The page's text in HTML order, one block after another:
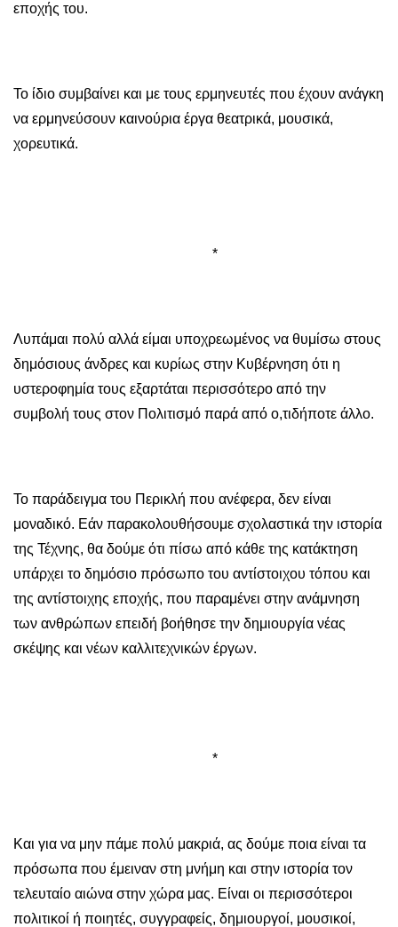
εποχής του.
Το ίδιο συμβαίνει και με τους ερμηνευτές που έχουν ανάγκη
να ερμηνεύσουν καινούρια έργα θεατρικά, μουσικά,
χορευτικά.
*
Λυπάμαι πολύ αλλά είμαι υποχρεωμένος να θυμίσω στους
δημόσιους άνδρες και κυρίως στην Κυβέρνηση ότι η
υστεροφημία τους εξαρτάται περισσότερο από την
συμβολή τους στον Πολιτισμό παρά από ο,τιδήποτε άλλο.
Το παράδειγμα του Περικλή που ανέφερα, δεν είναι
μοναδικό. Εάν παρακολουθήσουμε σχολαστικά την ιστορία
της Τέχνης, θα δούμε ότι πίσω από κάθε της κατάκτηση
υπάρχει το δημόσιο πρόσωπο του αντίστοιχου τόπου και
της αντίστοιχης εποχής, που παραμένει στην ανάμνηση
των ανθρώπων επειδή βοήθησε την δημιουργία νέας
σκέψης και νέων καλλιτεχνικών έργων.
*
Και για να μην πάμε πολύ μακριά, ας δούμε ποια είναι τα
πρόσωπα που έμειναν στη μνήμη και στην ιστορία τον
τελευταίο αιώνα στην χώρα μας. Είναι οι περισσότεροι
πολιτικοί ή ποιητές, συγγραφείς, δημιουργοί, μουσικοί,